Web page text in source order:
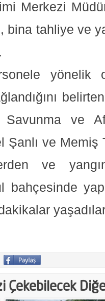
Merkezi
tahliye ve
yönelik
ve
ve Memiş
ve
Çekebilecek